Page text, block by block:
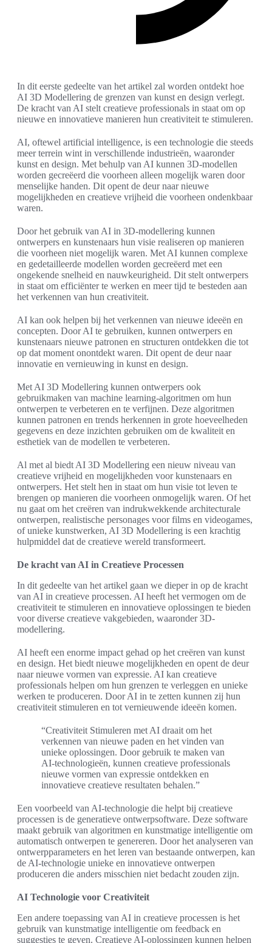
In dit eerste gedeelte van het artikel zal worden ontdekt hoe
AI 3D Modellering de grenzen van kunst en design verlegt.
De kracht van AI stelt creatieve professionals in staat om op
nieuwe en innovatieve manieren hun creativiteit te stimuleren.
AI, oftewel artificial intelligence, is een technologie die steeds
meer terrein wint in verschillende industrieën, waaronder
kunst en design. Met behulp van AI kunnen 3D-modellen
worden gecreëerd die voorheen alleen mogelijk waren door
menselijke handen. Dit opent de deur naar nieuwe
mogelijkheden en creatieve vrijheid die voorheen ondenkbaar
waren.
Door het gebruik van AI in 3D-modellering kunnen
ontwerpers en kunstenaars hun visie realiseren op manieren
die voorheen niet mogelijk waren. Met AI kunnen complexe
en gedetailleerde modellen worden gecreëerd met een
ongekende snelheid en nauwkeurigheid. Dit stelt ontwerpers
in staat om efficiënter te werken en meer tijd te besteden aan
het verkennen van hun creativiteit.
AI kan ook helpen bij het verkennen van nieuwe ideeën en
concepten. Door AI te gebruiken, kunnen ontwerpers en
kunstenaars nieuwe patronen en structuren ontdekken die tot
op dat moment onontdekt waren. Dit opent de deur naar
innovatie en vernieuwing in kunst en design.
Met AI 3D Modellering kunnen ontwerpers ook
gebruikmaken van machine learning-algoritmen om hun
ontwerpen te verbeteren en te verfijnen. Deze algoritmen
kunnen patronen en trends herkennen in grote hoeveelheden
gegevens en deze inzichten gebruiken om de kwaliteit en
esthetiek van de modellen te verbeteren.
Al met al biedt AI 3D Modellering een nieuw niveau van
creatieve vrijheid en mogelijkheden voor kunstenaars en
ontwerpers. Het stelt hen in staat om hun visie tot leven te
brengen op manieren die voorheen onmogelijk waren. Of het
nu gaat om het creëren van indrukwekkende architecturale
ontwerpen, realistische personages voor films en videogames,
of unieke kunstwerken, AI 3D Modellering is een krachtig
hulpmiddel dat de creatieve wereld transformeert.
De kracht van AI in Creatieve Processen
In dit gedeelte van het artikel gaan we dieper in op de kracht
van AI in creatieve processen. AI heeft het vermogen om de
creativiteit te stimuleren en innovatieve oplossingen te bieden
voor diverse creatieve vakgebieden, waaronder 3D-
modellering.
AI heeft een enorme impact gehad op het creëren van kunst
en design. Het biedt nieuwe mogelijkheden en opent de deur
naar nieuwe vormen van expressie. AI kan creatieve
professionals helpen om hun grenzen te verleggen en unieke
werken te produceren. Door AI in te zetten kunnen zij hun
creativiteit stimuleren en tot vernieuwende ideeën komen.
“Creativiteit Stimuleren met AI draait om het
verkennen van nieuwe paden en het vinden van
unieke oplossingen. Door gebruik te maken van
AI-technologieën, kunnen creatieve professionals
nieuwe vormen van expressie ontdekken en
innovatieve creatieve resultaten behalen.”
Een voorbeeld van AI-technologie die helpt bij creatieve
processen is de generatieve ontwerpsoftware. Deze software
maakt gebruik van algoritmen en kunstmatige intelligentie om
automatisch ontwerpen te genereren. Door het analyseren van
ontwerpparameters en het leren van bestaande ontwerpen, kan
de AI-technologie unieke en innovatieve ontwerpen
produceren die anders misschien niet bedacht zouden zijn.
AI Technologie voor Creativiteit
Een andere toepassing van AI in creatieve processen is het
gebruik van kunstmatige intelligentie om feedback en
suggesties te geven. Creatieve AI-oplossingen kunnen helpen